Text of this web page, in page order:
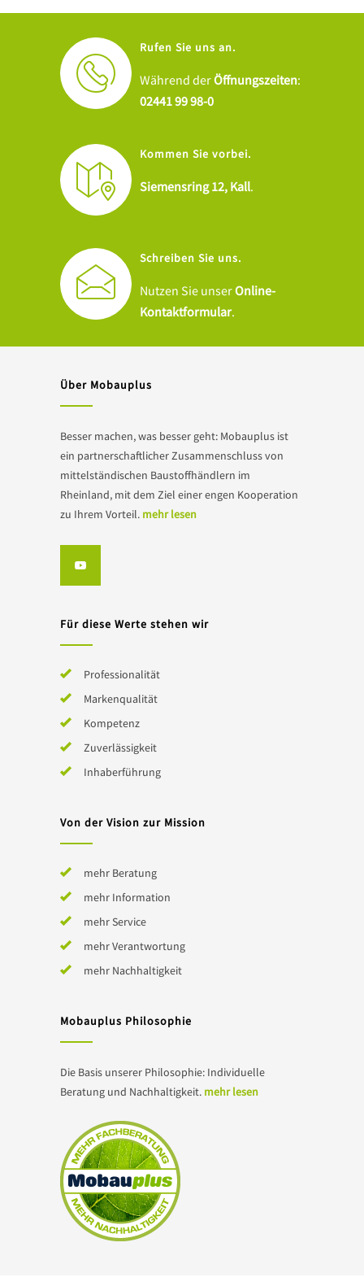
Rufen Sie uns an.
Während derÖffnungszeiten:
02441 99 98-0
Kommen Sie vorbei.
Siemensring 12, Kall.
Schreiben Sie uns.
Nutzen Sie unserOnline-
Kontaktformular.
Über Mobauplus
Besser machen, was besser geht: Mobauplus ist
ein partnerschaftlicher Zusammenschluss von
mittelständischen Baustoffhändlern im
Rheinland, mit dem Ziel einer engen Kooperation
zu Ihrem Vorteil. mehr lesen
Für diese Werte stehen wir
Professionalität
Markenqualität
Kompetenz
Zuverlässigkeit
Inhaberführung
Von der Vision zur Mission
mehr Beratung
mehr Information
mehr Service
mehr Verantwortung
mehr Nachhaltigkeit
Mobauplus Philosophie
Die Basis unserer Philosophie: Individuelle
Beratung und Nachhaltigkeit. mehr lesen